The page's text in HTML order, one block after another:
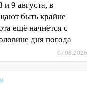
привели
9 августа, в
быть крайне
ещё начнётся с
дня погода
07.08.2026